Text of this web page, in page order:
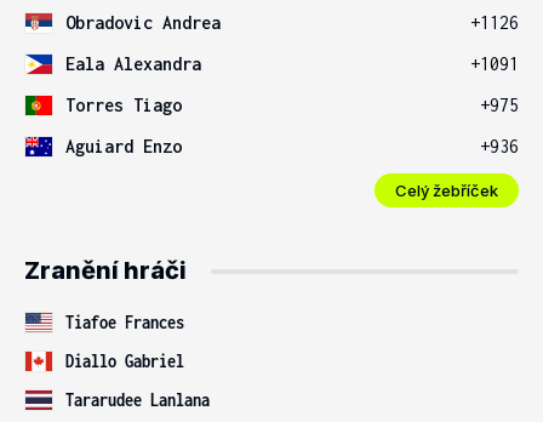
Obradovic Andrea
+1126
Eala Alexandra
+1091
Torres Tiago
+975
Aguiard Enzo
+936
Celý žebříček
Zranění hráči
Tiafoe Frances
Diallo Gabriel
Tararudee Lanlana